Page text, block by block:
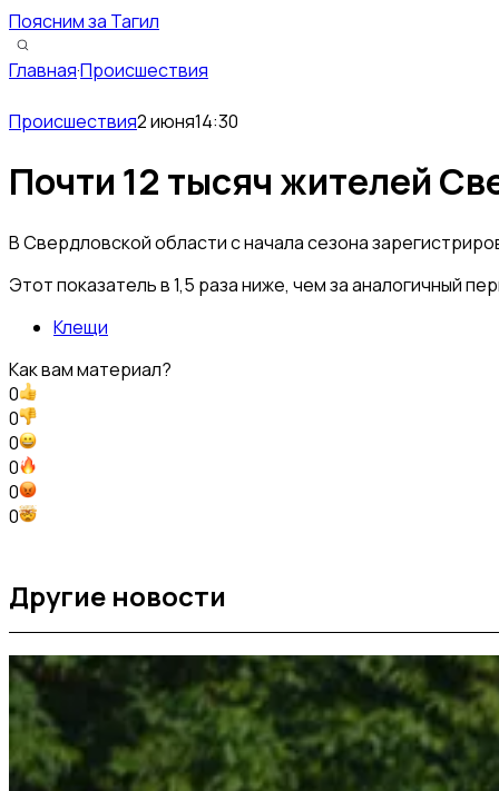
Поясним за Тагил
Главная·Происшествия
Происшествия2 июня14:30
Почти 12 тысяч жителей
В Свердловской области с начала сезона
Этот показатель в 1,5 раза ниже, чем за аналогичный
Клещи
Как вам материал?
0
0
0
0
0
0
Другие новости